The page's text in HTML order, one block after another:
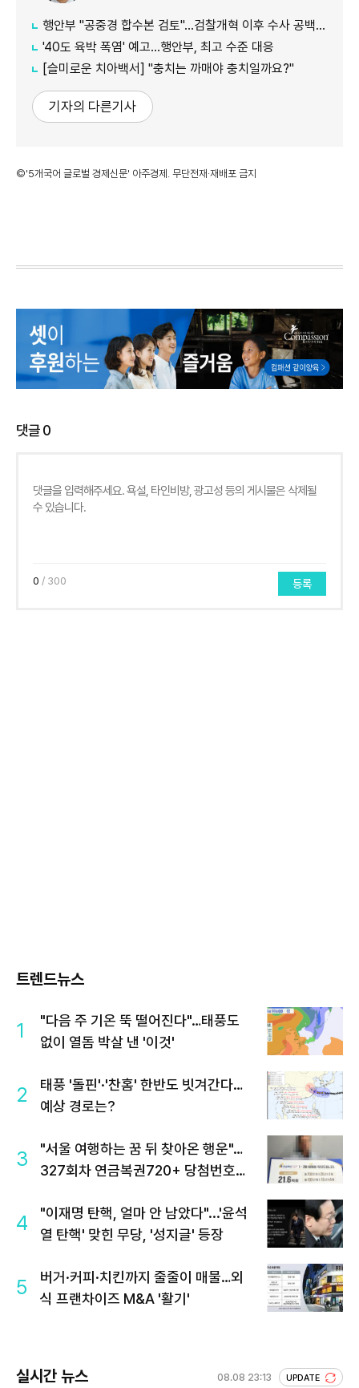
행안부 "공중경 합수본 검토"…검찰개혁 이후 수사 공백 대응 나서
'40도 육박 폭염' 예고…행안부, 최고 수준 대응
[슬미로운 치아백서] "충치는 까매야 충치일까요?"
기자의 다른기사
©'5개국어 글로벌 경제신문' 아주경제. 무단전재·재배포 금지
댓글0
0 / 300 등록
트렌드뉴스
1
"다음 주 기온 뚝 떨어진다"…태풍도
없이 열돔 박살 낸 '이것'
2
태풍 '돌핀'·'찬홈' 한반도 빗겨간다…
예상 경로는?
3
"서울 여행하는 꿈 뒤 찾아온 행운"…
327회차 연금복권720+ 당첨번호조
4
"이재명 탄핵, 얼마 안 남았다"...'윤석
열 탄핵' 맞힌 무당, '성지글' 등장
5
버거·커피·치킨까지 줄줄이 매물…외
식 프랜차이즈 M&A '활기'
실시간 뉴스 08.08 23:13 UPDATE